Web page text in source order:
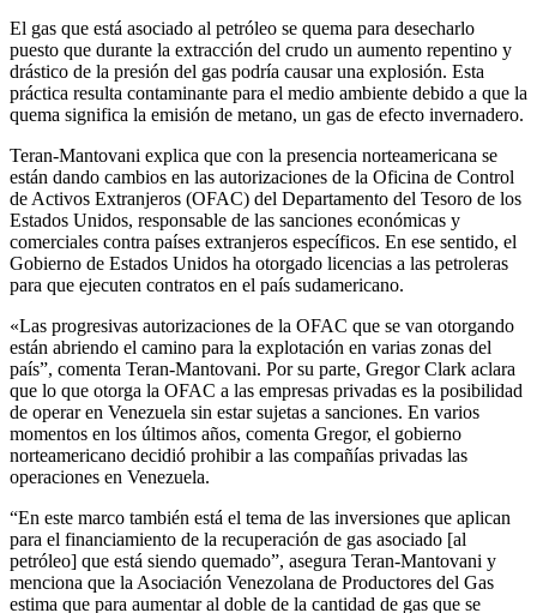
El gas que está asociado al petróleo se quema para desecharlo
puesto que durante la extracción del crudo un aumento repentino y
drástico de la presión del gas podría causar una explosión. Esta
práctica resulta contaminante para el medio ambiente debido a que la
quema significa la emisión de metano, un gas de efecto invernadero.
Teran-Mantovani explica que con la presencia norteamericana se
están dando cambios en las autorizaciones de la Oficina de Control
de Activos Extranjeros (OFAC) del Departamento del Tesoro de los
Estados Unidos, responsable de las sanciones económicas y
comerciales contra países extranjeros específicos. En ese sentido, el
Gobierno de Estados Unidos ha otorgado licencias a las petroleras
para que ejecuten contratos en el país sudamericano.
«Las progresivas autorizaciones de la OFAC que se van otorgando
están abriendo el camino para la explotación en varias zonas del
país”, comenta Teran-Mantovani. Por su parte, Gregor Clark aclara
que lo que otorga la OFAC a las empresas privadas es la posibilidad
de operar en Venezuela sin estar sujetas a sanciones. En varios
momentos en los últimos años, comenta Gregor, el gobierno
norteamericano decidió prohibir a las compañías privadas las
operaciones en Venezuela.
“En este marco también está el tema de las inversiones que aplican
para el financiamiento de la recuperación de gas asociado [al
petróleo] que está siendo quemado”, asegura Teran-Mantovani y
menciona que la Asociación Venezolana de Productores del Gas
estima que para aumentar al doble de la cantidad de gas que se